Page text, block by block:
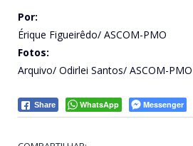
Por:
Érique Figueirêdo/ ASCOM-PMO
Fotos:
Arquivo/ Odirlei Santos/ ASCOM-PMO
Share WhatsApp Messenger